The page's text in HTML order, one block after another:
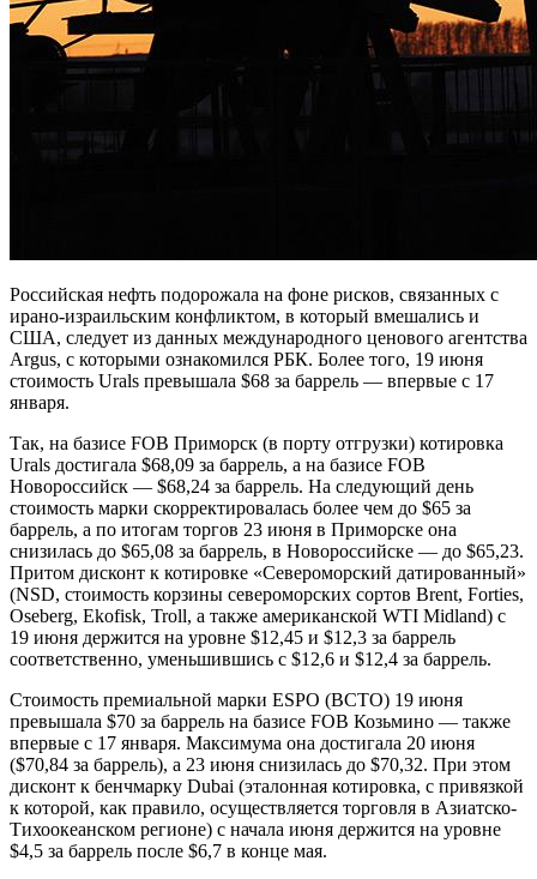
Российская нефть подорожала на фоне рисков, связанных с
ирано-израильским конфликтом, в который вмешались и
США, следует из данных международного ценового агентства
Argus, с которыми ознакомился РБК. Более того, 19 июня
стоимость Urals превышала $68 за баррель — впервые с 17
января.
Так, на базисе FOB Приморск (в порту отгрузки) котировка
Urals достигала $68,09 за баррель, а на базисе FOB
Новороссийск — $68,24 за баррель. На следующий день
стоимость марки скорректировалась более чем до $65 за
баррель, а по итогам торгов 23 июня в Приморске она
снизилась до $65,08 за баррель, в Новороссийске — до $65,23.
Притом дисконт к котировке «Североморский датированный»
(NSD, стоимость корзины североморских сортов Brent, Forties,
Oseberg, Ekofisk, Troll, а также американской WTI Midland) с
19 июня держится на уровне $12,45 и $12,3 за баррель
соответственно, уменьшившись с $12,6 и $12,4 за баррель.
Стоимость премиальной марки ESPO (ВСТО) 19 июня
превышала $70 за баррель на базисе FOB Козьмино — также
впервые с 17 января. Максимума она достигала 20 июня
($70,84 за баррель), а 23 июня снизилась до $70,32. При этом
дисконт к бенчмарку Dubai (эталонная котировка, с привязкой
к которой, как правило, осуществляется торговля в Азиатско-
Тихоокеанском регионе) с начала июня держится на уровне
$4,5 за баррель после $6,7 в конце мая.